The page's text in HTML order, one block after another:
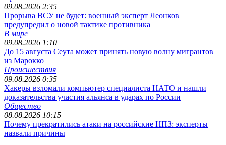
09.08.2026 2:35
Прорыва ВСУ не будет: военный эксперт Леонков
предупредил о новой тактике противника
В мире
09.08.2026 1:10
До 15 августа Сеута может принять новую волну мигрантов
из Марокко
Происшествия
09.08.2026 0:35
Хакеры взломали компьютер специалиста НАТО и нашли
доказательства участия альянса в ударах по России
Общество
08.08.2026 10:15
Почему прекратились атаки на российские НПЗ: эксперты
назвали причины